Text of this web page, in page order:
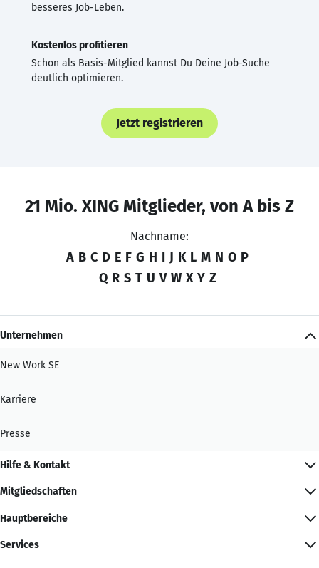
besseres Job-Leben.
Kostenlos profitieren
Schon als Basis-Mitglied kannst Du Deine Job-Suche
deutlich optimieren.
Jetzt registrieren
21 Mio. XING Mitglieder, von A bis Z
Nachname:
A B C D E F G H I J K L M N O P
Q R S T U V W X Y Z
Unternehmen
New Work SE
Karriere
Presse
Hilfe & Kontakt
Mitgliedschaften
Hauptbereiche
Services